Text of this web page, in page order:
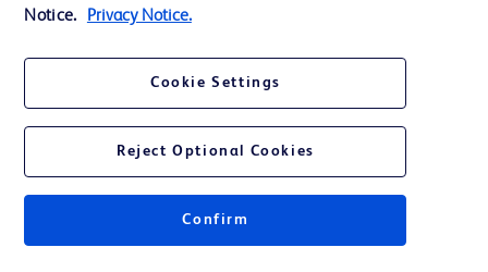
Confidentialité
Accessibilité du site Web
© 2026 BD. Tous droits réservés. BD et le logo de BD sont des marques
Notice.
Privacy Notice.
Cookie Settings
Reject Optional Cookies
Confirm